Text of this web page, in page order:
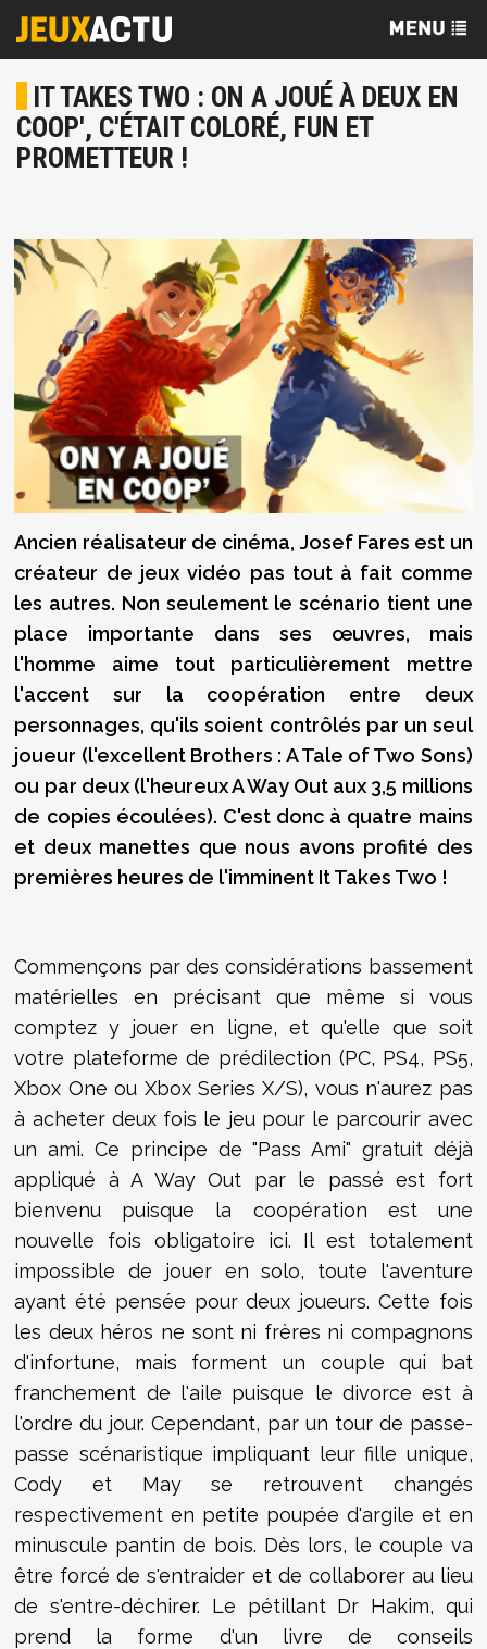
IT TAKES TWO : ON A JOUÉ À DEUX EN
COOP', C'ÉTAIT COLORÉ, FUN ET
PROMETTEUR !
Ancien réalisateur de cinéma, Josef Fares est un
créateur de jeux vidéo pas tout à fait comme
les autres. Non seulement le scénario tient une
place importante dans ses œuvres, mais
l'homme aime tout particulièrement mettre
l'accent sur la coopération entre deux
personnages, qu'ils soient contrôlés par un seul
joueur (l'excellent Brothers : A Tale of Two Sons)
ou par deux (l'heureux A Way Out aux 3,5 millions
de copies écoulées). C'est donc à quatre mains
et deux manettes que nous avons profité des
premières heures de l'imminent It Takes Two !
Commençons par des considérations bassement
matérielles en précisant que même si vous
comptez y jouer en ligne, et qu'elle que soit
votre plateforme de prédilection (PC, PS4, PS5,
Xbox One ou Xbox Series X/S), vous n'aurez pas
à acheter deux fois le jeu pour le parcourir avec
un ami. Ce principe de "Pass Ami" gratuit déjà
appliqué à A Way Out par le passé est fort
bienvenu puisque la coopération est une
nouvelle fois obligatoire ici. Il est totalement
impossible de jouer en solo, toute l'aventure
ayant été pensée pour deux joueurs. Cette fois
les deux héros ne sont ni frères ni compagnons
d'infortune, mais forment un couple qui bat
franchement de l'aile puisque le divorce est à
l'ordre du jour. Cependant, par un tour de passe-
passe scénaristique impliquant leur fille unique,
Cody et May se retrouvent changés
respectivement en petite poupée d'argile et en
minuscule pantin de bois. Dès lors, le couple va
être forcé de s'entraider et de collaborer au lieu
de s'entre-déchirer. Le pétillant Dr Hakim, qui
prend la forme d'un livre de conseils